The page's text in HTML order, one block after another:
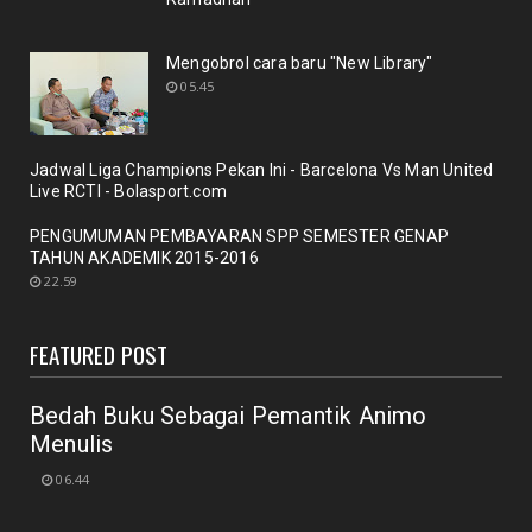
October 21, 2020
Membicarakan Kesiapan perpustakaan bagi
pemustaka baru
September 29, 2020
UNCATEGORIZED
Mengobrol cara baru "New Library"
New Normal: peluang inovasi program perpustakaan
Mengobrol cara baru "New Library"
05.45
Jadwal Liga Champions Pekan Ini - Barcelona Vs Man United
Live RCTI - Bolasport.com
PENGUMUMAN PEMBAYARAN SPP SEMESTER GENAP
TAHUN AKADEMIK 2015-2016
22.59
FEATURED POST
Bedah Buku Sebagai Pemantik Animo
Menulis
06.44